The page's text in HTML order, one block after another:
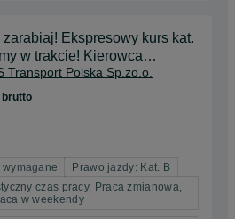
zarabiaj! Ekspresowy kurs kat.
w trakcie! Kierowca
ZTM k/m
Transport Polska Sp.zo.o.
brutto
Prawo jazdy: Kat. B
czas pracy, Praca zmianowa,
w weekendy